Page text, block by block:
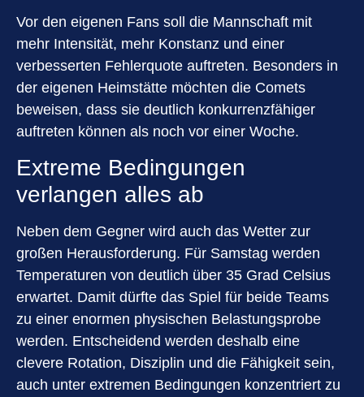
Vor den eigenen Fans soll die Mannschaft mit
mehr Intensität, mehr Konstanz und einer
verbesserten Fehlerquote auftreten. Besonders in
der eigenen Heimstätte möchten die Comets
beweisen, dass sie deutlich konkurrenzfähiger
auftreten können als noch vor einer Woche.
Extreme Bedingungen
verlangen alles ab
Neben dem Gegner wird auch das Wetter zur
großen Herausforderung. Für Samstag werden
Temperaturen von deutlich über 35 Grad Celsius
erwartet. Damit dürfte das Spiel für beide Teams
zu einer enormen physischen Belastungsprobe
werden. Entscheidend werden deshalb eine
clevere Rotation, Disziplin und die Fähigkeit sein,
auch unter extremen Bedingungen konzentriert zu